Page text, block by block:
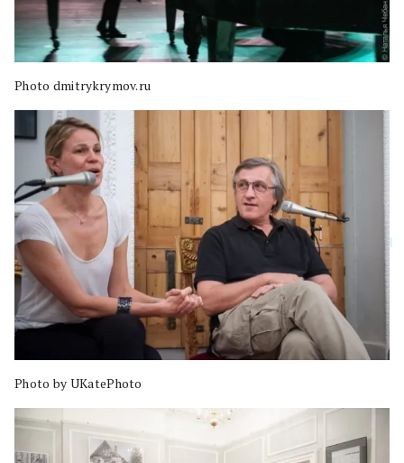
Photo dmitrykrymov.ru
Photo by UKatePhoto